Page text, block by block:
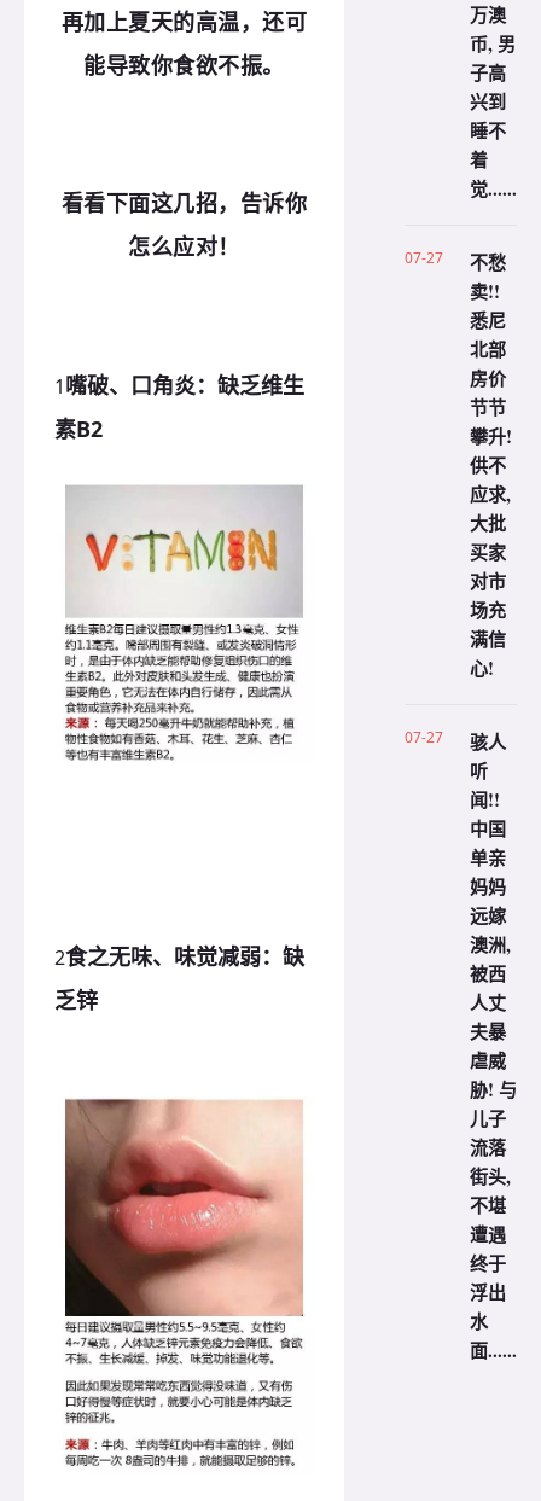
再加上夏天的高温，还可
能导致你食欲不振。
看看下面这几招，告诉你
怎么应对！
1嘴破、口角炎：缺乏维生
素B2
2食之无味、味觉减弱：缺
乏锌
万澳
币, 男
子高
兴到
睡不
着
觉......
07-27
不愁
卖!!
悉尼
北部
房价
节节
攀升!
供不
应求,
大批
买家
对市
场充
满信
心!
07-27
骇人
听
闻!!
中国
单亲
妈妈
远嫁
澳洲,
被西
人丈
夫暴
虐威
胁! 与
儿子
流落
街头,
不堪
遭遇
终于
浮出
水
面......